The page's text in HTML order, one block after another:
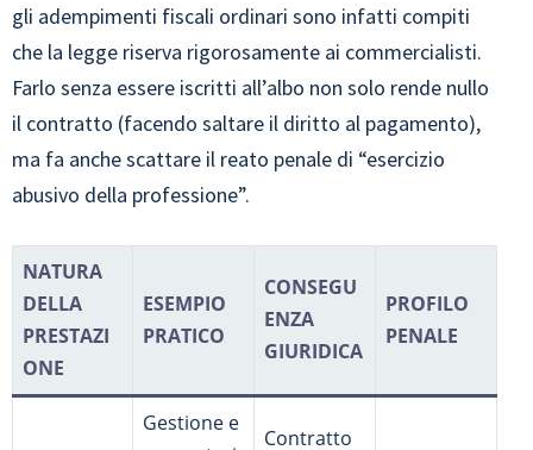
gli adempimenti fiscali ordinari sono infatti compiti
che la legge riserva rigorosamente ai commercialisti.
Farlo senza essere iscritti all’albo non solo rende nullo
il contratto (facendo saltare il diritto al pagamento),
ma fa anche scattare il reato penale di “esercizio
abusivo della professione”.
NATURA
DELLA
PRESTAZI
ONE
ESEMPIO
PRATICO
CONSEGU
ENZA
GIURIDICA
PROFILO
PENALE
Gestione e
Contratto